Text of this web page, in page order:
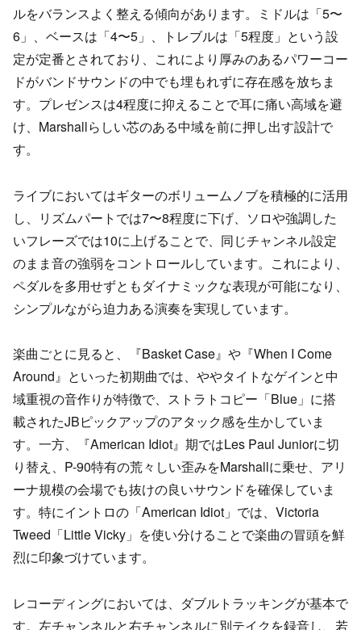
ルをバランスよく整える傾向があります。ミドルは「5〜
6」、ベースは「4〜5」、トレブルは「5程度」という設
定が定番とされており、これにより厚みのあるパワーコー
ドがバンドサウンドの中でも埋もれずに存在感を放ちま
す。プレゼンスは4程度に抑えることで耳に痛い高域を避
け、Marshallらしい芯のある中域を前に押し出す設計で
す。
ライブにおいてはギターのボリュームノブを積極的に活用
し、リズムパートでは7〜8程度に下げ、ソロや強調した
いフレーズでは10に上げることで、同じチャンネル設定
のまま音の強弱をコントロールしています。これにより、
ペダルを多用せずともダイナミックな表現が可能になり、
シンプルながら迫力ある演奏を実現しています。
楽曲ごとに見ると、『Basket Case』や『When I Come
Around』といった初期曲では、ややタイトなゲインと中
域重視の音作りが特徴で、ストラトコピー「Blue」に搭
載されたJBピックアップのアタック感を生かしていま
す。一方、『American Idiot』期ではLes Paul Juniorに切
り替え、P-90特有の荒々しい歪みをMarshallに乗せ、アリ
ーナ規模の会場でも抜けの良いサウンドを確保していま
す。特にイントロの「American Idiot」では、Victoria
Tweed「Little Vicky」を使い分けることで楽曲の冒頭を鮮
烈に印象づけています。
レコーディングにおいては、ダブルトラッキングが基本で
す。左チャンネルと右チャンネルに別テイクを録音し、若